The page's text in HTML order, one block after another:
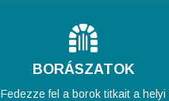
BORÁSZATOK
Fedezze fel a borok titkait a helyi